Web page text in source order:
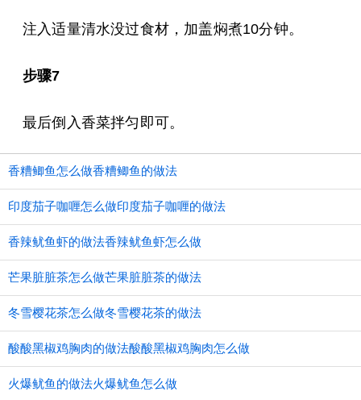
注入适量清水没过食材，加盖焖煮10分钟。
步骤7
最后倒入香菜拌匀即可。
香糟鲫鱼怎么做香糟鲫鱼的做法
印度茄子咖喱怎么做印度茄子咖喱的做法
香辣鱿鱼虾的做法香辣鱿鱼虾怎么做
芒果脏脏茶怎么做芒果脏脏茶的做法
冬雪樱花茶怎么做冬雪樱花茶的做法
酸酸黑椒鸡胸肉的做法酸酸黑椒鸡胸肉怎么做
火爆鱿鱼的做法火爆鱿鱼怎么做